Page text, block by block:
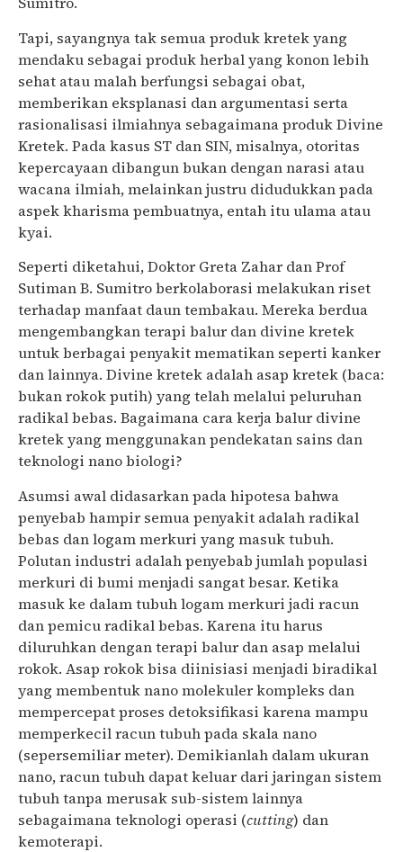
Tapi, sayangnya tak semua produk kretek yang
mendaku sebagai produk herbal yang konon lebih
sehat atau malah berfungsi sebagai obat,
memberikan eksplanasi dan argumentasi serta
rasionalisasi ilmiahnya sebagaimana produk Divine
Kretek. Pada kasus ST dan SIN, misalnya, otoritas
kepercayaan dibangun bukan dengan narasi atau
wacana ilmiah, melainkan justru didudukkan pada
aspek kharisma pembuatnya, entah itu ulama atau
kyai.
Seperti diketahui, Doktor Greta Zahar dan Prof
Sutiman B. Sumitro berkolaborasi melakukan riset
terhadap manfaat daun tembakau. Mereka berdua
mengembangkan terapi balur dan divine kretek
untuk berbagai penyakit mematikan seperti kanker
dan lainnya. Divine kretek adalah asap kretek (baca:
bukan rokok putih) yang telah melalui peluruhan
radikal bebas. Bagaimana cara kerja balur divine
kretek yang menggunakan pendekatan sains dan
teknologi nano biologi?
Asumsi awal didasarkan pada hipotesa bahwa
penyebab hampir semua penyakit adalah radikal
bebas dan logam merkuri yang masuk tubuh.
Polutan industri adalah penyebab jumlah populasi
merkuri di bumi menjadi sangat besar. Ketika
masuk ke dalam tubuh logam merkuri jadi racun
dan pemicu radikal bebas. Karena itu harus
diluruhkan dengan terapi balur dan asap melalui
rokok. Asap rokok bisa diinisiasi menjadi biradikal
yang membentuk nano molekuler kompleks dan
mempercepat proses detoksifikasi karena mampu
memperkecil racun tubuh pada skala nano
(sepersemiliar meter). Demikianlah dalam ukuran
nano, racun tubuh dapat keluar dari jaringan sistem
tubuh tanpa merusak sub-sistem lainnya
sebagaimana teknologi operasi (cutting) dan
kemoterapi.